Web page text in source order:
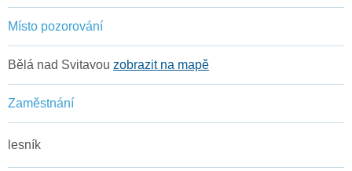
Místo pozorování
Bělá nad Svitavou zobrazit na mapě
Zaměstnání
lesník